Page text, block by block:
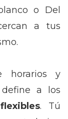
o Del
a tus
horarios y
a los
. Tú